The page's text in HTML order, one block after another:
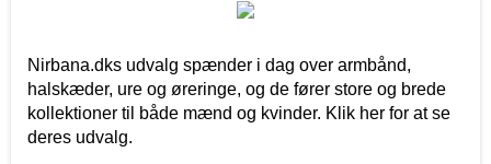
Nirbana.dks udvalg spænder i dag over armbånd,
halskæder, ure og øreringe, og de fører store og brede
kollektioner til både mænd og kvinder. Klik her for at se
deres udvalg.